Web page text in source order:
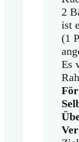
2
ist
(1
Es